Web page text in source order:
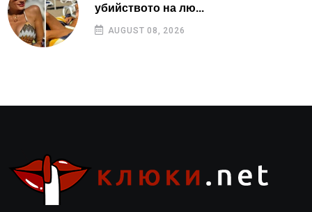
убийството на лю...
AUGUST 08, 2026